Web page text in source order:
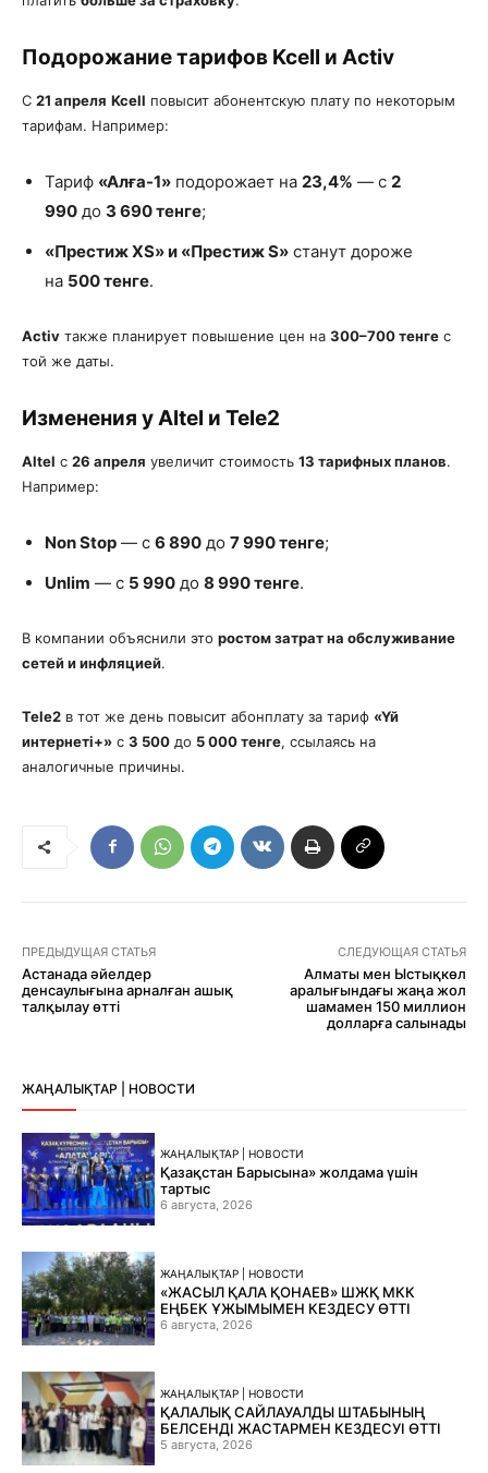
Подорожание тарифов Kcell и Activ
С 21 апреля Kcell повысит абонентскую плату по некоторым
тарифам. Например:
Тариф «Алға-1» подорожает на 23,4% — с 2
990 до 3 690 тенге;
«Престиж XS» и «Престиж S» станут дороже
на 500 тенге.
Activ также планирует повышение цен на 300–700 тенге с
той же даты.
Изменения у Altel и Tele2
Altel с 26 апреля увеличит стоимость 13 тарифных планов.
Например:
Non Stop — с 6 890 до 7 990 тенге;
Unlim — с 5 990 до 8 990 тенге.
В компании объяснили это ростом затрат на обслуживание
сетей и инфляцией.
Tele2 в тот же день повысит абонплату за тариф «Үй
интернеті+» с 3 500 до 5 000 тенге, ссылаясь на
аналогичные причины.
ПРЕДЫДУЩАЯ СТАТЬЯ
Астанада әйелдер
денсаулығына арналған ашық
талқылау өтті
СЛЕДУЮЩАЯ СТАТЬЯ
Алматы мен Ыстықкөл
аралығындағы жаңа жол
шамамен 150 миллион
долларға салынады
ЖАҢАЛЫҚТАР | НОВОСТИ
ЖАҢАЛЫҚТАР | НОВОСТИ
Қазақстан Барысына» жолдама үшін
тартыс
6 августа, 2026
ЖАҢАЛЫҚТАР | НОВОСТИ
«ЖАСЫЛ ҚАЛА ҚОНАЕВ» ШЖҚ МКК
ЕҢБЕК ҰЖЫМЫМЕН КЕЗДЕСУ ӨТТІ
6 августа, 2026
ЖАҢАЛЫҚТАР | НОВОСТИ
ҚАЛАЛЫҚ САЙЛАУАЛДЫ ШТАБЫНЫҢ
БЕЛСЕНДІ ЖАСТАРМЕН КЕЗДЕСУІ ӨТТІ
5 августа, 2026